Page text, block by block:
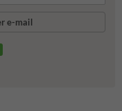
e-mail